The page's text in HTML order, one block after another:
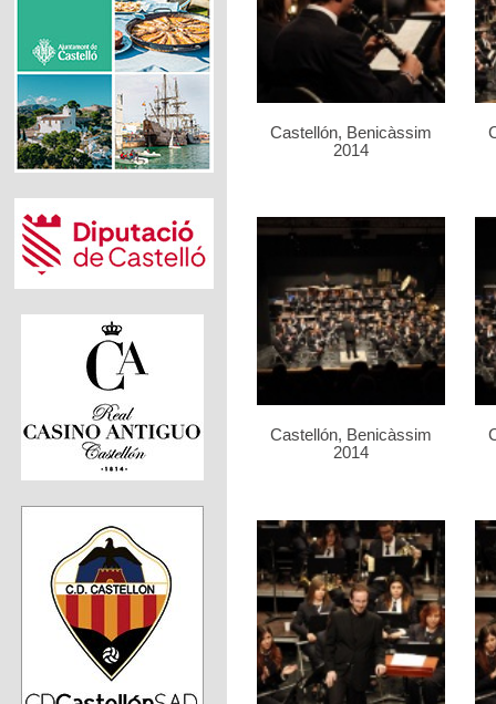
Castellón, Benicàssim
2014
Castellón, Benicàssim
2014